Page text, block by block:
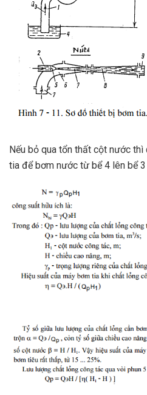
Nếu bỏ qua tổn thất cột nước
tia để bơm nước từ bể 4 lên bể 3